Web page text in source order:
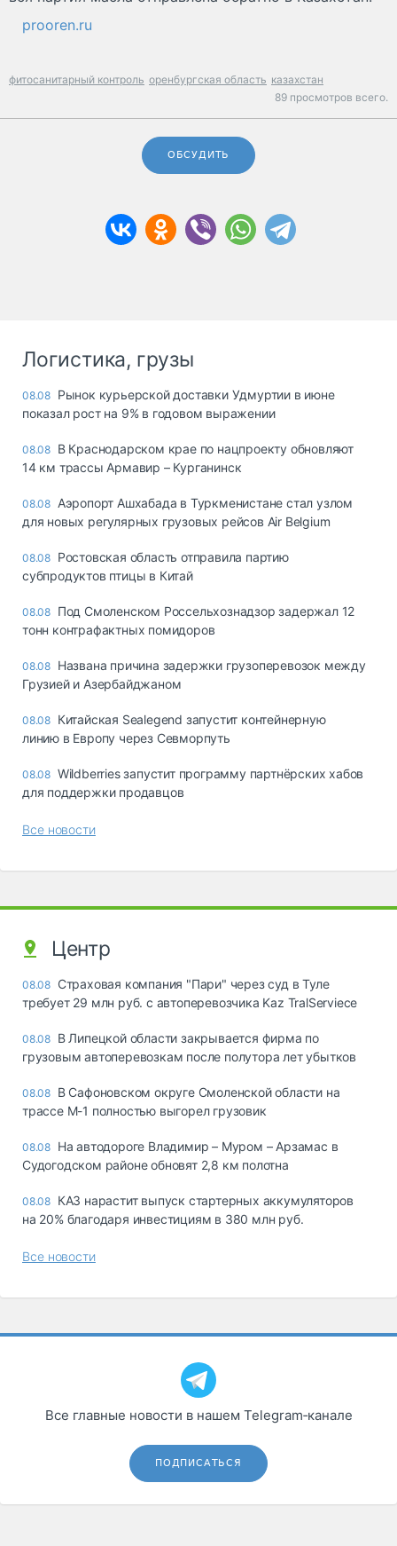
prooren.ru
фитосанитарный контроль оренбургская область казахстан
89 просмотров всего.
ОБСУДИТЬ
Логистика, грузы
08.08 Рынок курьерской доставки Удмуртии в июне
показал рост на 9% в годовом выражении
08.08 В Краснодарском крае по нацпроекту обновляют
14 км трассы Армавир – Курганинск
08.08 Аэропорт Ашхабада в Туркменистане стал узлом
для новых регулярных грузовых рейсов Air Belgium
08.08 Ростовская область отправила партию
субпродуктов птицы в Китай
08.08 Под Смоленском Россельхознадзор задержал 12
тонн контрафактных помидоров
08.08 Названа причина задержки грузоперевозок между
Грузией и Азербайджаном
08.08 Китайская Sealegend запустит контейнерную
линию в Европу через Севморпуть
08.08 Wildberries запустит программу партнёрских хабов
для поддержки продавцов
Все новости
Центр
08.08 Страховая компания "Пари" через суд в Туле
требует 29 млн руб. с автоперевозчика Kaz TralServiece
08.08 В Липецкой области закрывается фирма по
грузовым автоперевозкам после полутора лет убытков
08.08 В Сафоновском округе Смоленской области на
трассе М-1 полностью выгорел грузовик
08.08 На автодороге Владимир – Муром – Арзамас в
Судогодском районе обновят 2,8 км полотна
08.08 КАЗ нарастит выпуск стартерных аккумуляторов
на 20% благодаря инвестициям в 380 млн руб.
Все новости
Все главные новости в нашем Telegram‑канале
ПОДПИСАТЬСЯ